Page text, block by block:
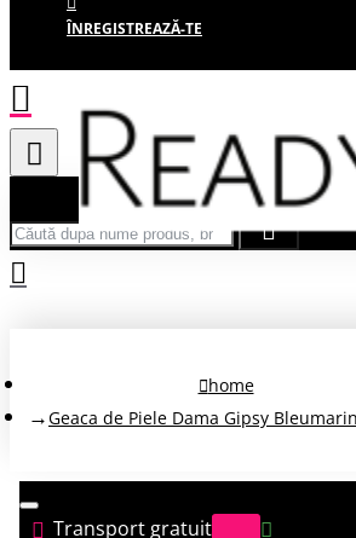
ÎNREGISTREAZĂ-TE
Căută după nume produs, brand...
home
Geaca de Piele Dama Gipsy
Transport gratuit